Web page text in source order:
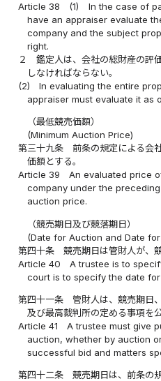
Article 38
(1)
In the case of
have an appraiser evaluate
company and the subject
right.
２
鑑定人は、会社の総財産の評
しなければならない。
(2)
In evaluating the entire
appraiser must evaluate it as
（最低競売価額）
(Minimum Auction Price)
第三十九条
前条の規定による会
価額とする。
Article 39
An evaluated price
company under the
auction price.
（競売期日及び競落期日）
(Date for Auction and Date
第四十条
競売期日は管財人が、
Article 40
A trustee is to
court is to specify the date
第四十一条
管財人は、競売期日
及び最高裁判所の定める事項を
Article 41
A trustee must give
auction, whether by auction
successful bid and matters
第四十二条
競売期日は、前条の